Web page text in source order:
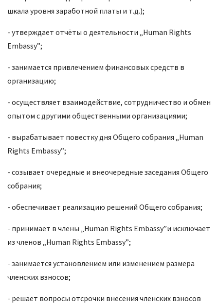
шкала уровня заработной платы и т.д.);
- утверждает отчёты о деятельности „Human Rights
Embassy”;
- занимается привлечением финансовых средств в
организацию;
- осуществляет взаимодействие, сотрудничество и обмен
опытом с другими общественными организациями;
- вырабатывает повестку дня Общего собрания „Human
Rights Embassy”;
- созывает очередные и внеочередные заседания Общего
собрания;
- обеспечивает реализацию решений Общего собрания;
- принимает в члены „Human Rights Embassy”и исключает
из членов „Human Rights Embassy”;
- занимается установлением или изменением размера
членских взносов;
- решает вопросы отсрочки внесения членских взносов